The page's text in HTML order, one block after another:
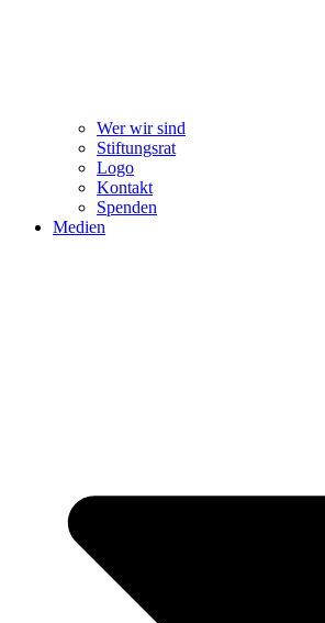
Wer wir sind
Stiftungsrat
Logo
Kontakt
Spenden
Medien